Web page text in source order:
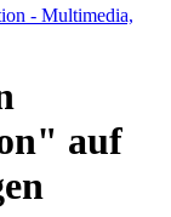
- Multimedia,
auf